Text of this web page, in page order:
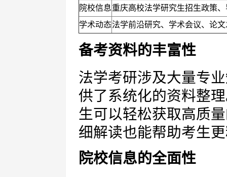
院校信息重庆高校法学研究生招生政策
学术动态法学前沿研究、学术会议、论
备考资料的丰富性
法学考研涉及大量专
供了系统化的资料整
生可以轻松获取高质
细解读也能帮助考生
院校信息的全面性